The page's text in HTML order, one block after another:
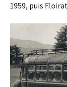
1959, puis